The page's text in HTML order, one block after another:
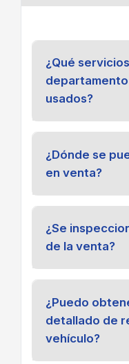
¿Qué
usados?
¿Dónde se
en venta?
¿Se
de la venta?
¿Puedo
detallado de
vehículo?